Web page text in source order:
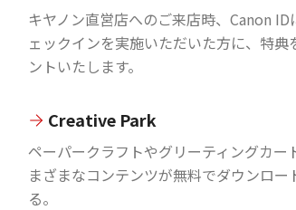
キヤノン直営店へのご来店時、Canon ID
ェックインを実施いただいた方に、特典
ントいたします。
Creative Park
ペーパークラフトやグリーティングカー
まざまなコンテンツが無料でダウンロー
る。